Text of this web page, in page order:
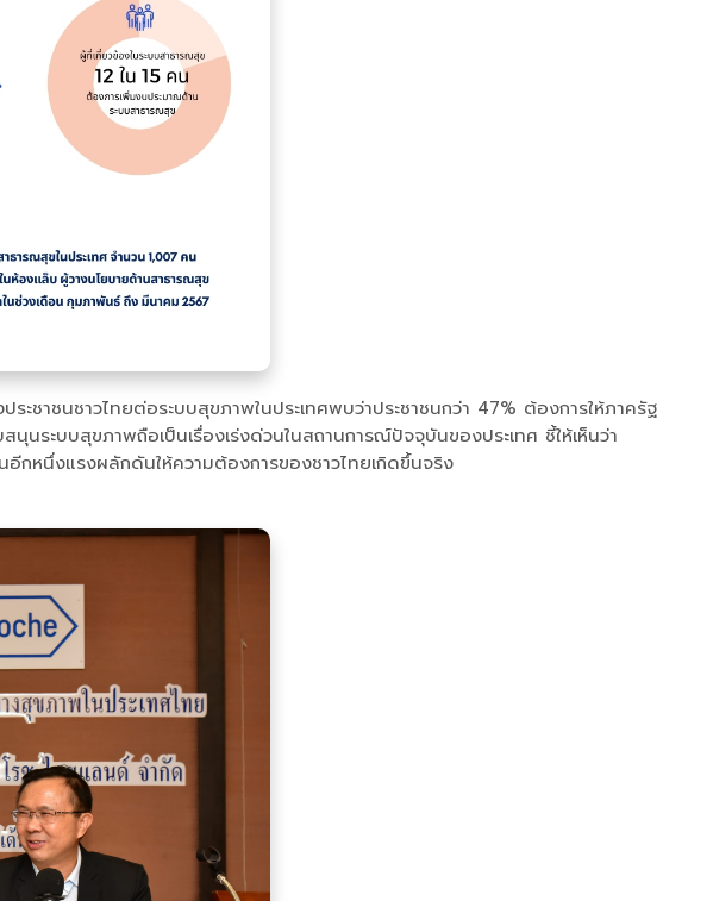
าชนชาวไทยต่อระบบสุขภาพในประเทศพบว่าประชาชนกว่า 47% ต้องการให้ภาครัฐ
ระบบสุขภาพถือเป็นเรื่องเร่งด่วนในสถานการณ์ปัจจุบันของประเทศ ชี้ให้เห็นว่า
อีกหนึ่งแรงผลักดันให้ความต้องการของชาวไทยเกิดขึ้นจริง